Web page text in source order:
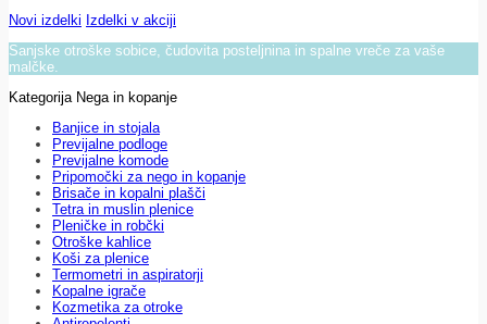
Novi izdelki Izdelki v akciji
Sanjske otroške sobice, čudovita posteljnina in spalne vreče za vaše
malčke.
Kategorija Nega in kopanje
Banjice in stojala
Previjalne podloge
Previjalne komode
Pripomočki za nego in kopanje
Brisače in kopalni plašči
Tetra in muslin plenice
Pleničke in robčki
Otroške kahlice
Koši za plenice
Termometri in aspiratorji
Kopalne igrače
Kozmetika za otroke